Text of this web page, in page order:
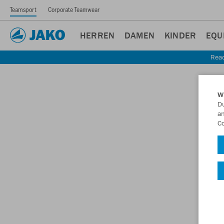
Teamsport Corporate Teamwear
HERREN DAMEN KINDER